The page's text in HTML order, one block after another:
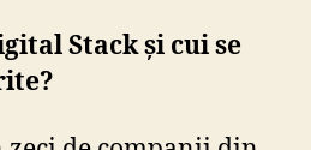
Stack și cui se